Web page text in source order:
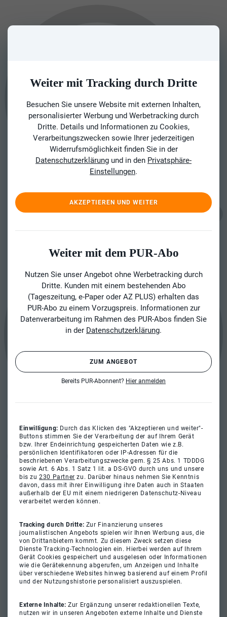
Weiter mit Tracking durch Dritte
Besuchen Sie unsere Website mit externen Inhalten,
personalisierter Werbung und Werbetracking durch
Dritte. Details und Informationen zu Cookies,
Verarbeitungszwecken sowie Ihrer jederzeitigen
Widerrufsmöglichkeit finden Sie in der
Datenschutzerklärung und in den Privatsphäre-
Einstellungen.
AKZEPTIEREN UND WEITER
Weiter mit dem PUR-Abo
Nutzen Sie unser Angebot ohne Werbetracking durch
Dritte. Kunden mit einem bestehenden Abo
(Tageszeitung, e-Paper oder AZ PLUS) erhalten das
PUR-Abo zu einem Vorzugspreis. Informationen zur
Datenverarbeitung im Rahmen des PUR-Abos finden Sie
in der Datenschutzerklärung.
ZUM ANGEBOT
Bereits PUR-Abonnent? Hier anmelden
Einwilligung: Durch das Klicken des "Akzeptieren und weiter"-
Buttons stimmen Sie der Verarbeitung der auf Ihrem Gerät
bzw. Ihrer Endeinrichtung gespeicherten Daten wie z.B.
persönlichen Identifikatoren oder IP-Adressen für die
beschriebenen Verarbeitungszwecke gem. § 25 Abs. 1 TDDDG
sowie Art. 6 Abs. 1 Satz 1 lit. a DS-GVO durch uns und unsere
bis zu230 Partner zu. Darüber hinaus nehmen Sie Kenntnis
davon, dass mit ihrer Einwilligung ihre Daten auch in Staaten
außerhalb der EU mit einem niedrigeren Datenschutz-Niveau
verarbeitet werden können.
Tracking durch Dritte: Zur Finanzierung unseres
journalistischen Angebots spielen wir Ihnen Werbung aus, die
von Drittanbietern kommt. Zu diesem Zweck setzen diese
Dienste Tracking-Technologien ein. Hierbei werden auf Ihrem
Gerät Cookies gespeichert und ausgelesen oder Informationen
wie die Gerätekennung abgerufen, um Anzeigen und Inhalte
über verschiedene Websites hinweg basierend auf einem Profil
und der Nutzungshistorie personalisiert auszuspielen.
Externe Inhalte:Zur Ergänzung unserer redaktionellen Texte,
nutzen wir in unseren Angeboten externe Inhalte und Dienste